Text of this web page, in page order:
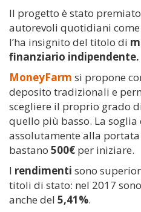
Il progetto è stato
autorevoli quotidiani come
l’ha insignito del titolo di
finanziario indipendente.
MoneyFarm si propone
deposito tradizionali e
scegliere il proprio grado
quello più basso. La soglia
assolutamente alla
bastano 500€ per iniziare.
I rendimenti sono
titoli di stato: nel 2017
anche del 5,41%.